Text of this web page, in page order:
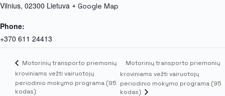
Vilnius, 02300 Lietuva + Google Map
Phone:
+370 611 24413
Motorinių transporto priemonių
kroviniams vežti vairuotojų
periodinio mokymo programa (95
kodas)
Motorinių transporto priemonių
kroviniams vežti vairuotojų
periodinio mokymo programa (95
kodas)